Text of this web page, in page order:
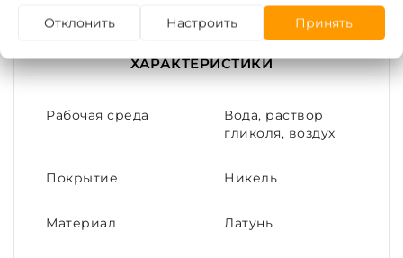
Тип покрытия -
никель
ХАРАКТЕРИСТИКИ
Рабочая среда
Вода, раствор
гликоля, воздух
Покрытие Никель
Материал Латунь
Отклонить Настроить Принять